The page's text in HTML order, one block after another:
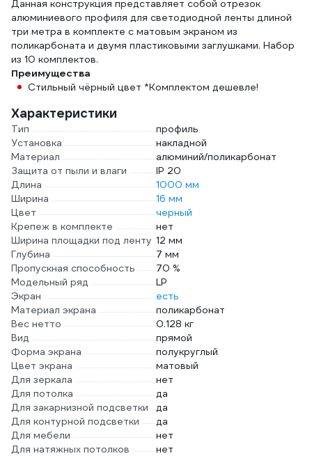
нейтральный
белый, 501210
Данная конструкция представляет собой отрезок
алюминиевого профиля для светодиодной ленты длиной
три метра в комплекте с матовым экраном из
поликарбоната и двумя пластиковыми заглушками. Набор
из 10 комплектов.
Преимущества
Стильный чёрный цвет *Комплектом дешевле!
Характеристики
Тип
профиль
Установка
накладной
Материал
алюминий/поликарбонат
Защита от пыли и влаги
IP 20
Длина
1000 мм
Ширина
16 мм
Цвет
черный
Крепеж в комплекте
нет
Ширина площадки под ленту 12 мм
Глубина
7 мм
Пропускная способность
70 %
Модельный ряд
LP
Экран
есть
Материал экрана
поликарбонат
Вес нетто
0.128 кг
Вид
прямой
Форма экрана
полукруглый
Цвет экрана
матовый
Для зеркала
нет
Для потолка
да
Для закарнизной подсветки
да
Для контурной подсветки
да
Для мебели
нет
Для натяжных потолков
нет